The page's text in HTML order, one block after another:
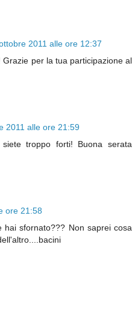
2011 alle ore 12:37
per la tua participazione al
2011 alle ore 21:59
troppo forti! Buona serata
ore 21:58
hai sfornato??? Non saprei cosa